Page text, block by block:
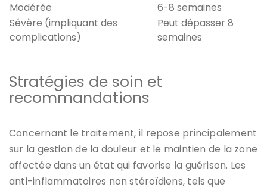
Modérée
6-8 semaines
Sévère (impliquant des
complications)
Peut dépasser 8
semaines
Stratégies de soin et
recommandations
Concernant le traitement, il repose principalement
sur la gestion de la douleur et le maintien de la zone
affectée dans un état qui favorise la guérison. Les
anti-inflammatoires non stéroïdiens, tels que